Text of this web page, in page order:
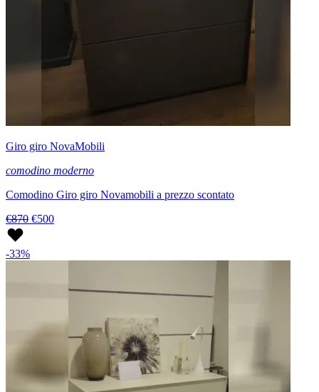
Giro giro NovaMobili
comodino moderno
Comodino Giro giro Novamobili a prezzo scontato
€870 €500
-33%